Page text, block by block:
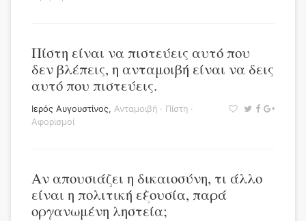
Πίστη είναι να πιστεύεις αυτό που
δεν βλέπεις, η ανταμοιβή είναι να δεις
αυτό που πιστεύεις.
Ιερός Αυγουστίνος, Ανταμοιβή · Πίστη ·
Αφορισμοί
Αν απουσιάζει η δικαιοσύνη, τι άλλο
είναι η πολιτική εξουσία, παρά
οργανωμένη ληστεία;